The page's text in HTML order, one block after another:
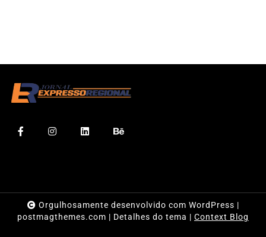
Orgulhosamente desenvolvido com WordPress |
postmagthemes.com | Detalhes do tema | Context Blog